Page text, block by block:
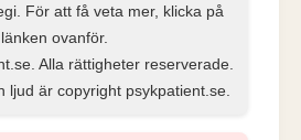
För att få veta mer, klicka på
länken ovanför.
Alla rättigheter reserverade.
ljud är copyright psykpatient.se.